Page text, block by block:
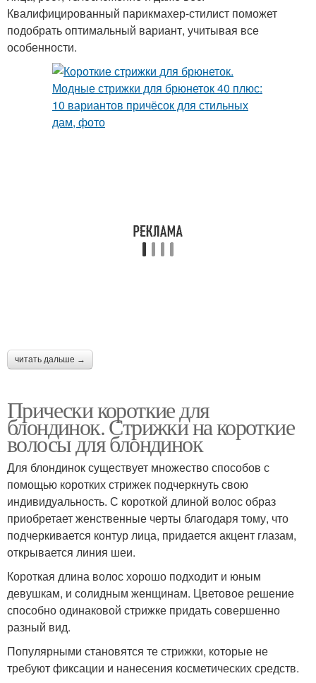
Квалифицированный парикмахер-стилист поможет
подобрать оптимальный вариант, учитывая все
особенности.
читать дальше →
Прически короткие для
блондинок. Стрижки на короткие
волосы для блондинок
Для блондинок существует множество способов с
помощью коротких стрижек подчеркнуть свою
индивидуальность. С короткой длиной волос образ
приобретает женственные черты благодаря тому, что
подчеркивается контур лица, придается акцент глазам,
открывается линия шеи.
Короткая длина волос хорошо подходит и юным
девушкам, и солидным женщинам. Цветовое решение
способно одинаковой стрижке придать совершенно
разный вид.
Популярными становятся те стрижки, которые не
требуют фиксации и нанесения косметических средств.